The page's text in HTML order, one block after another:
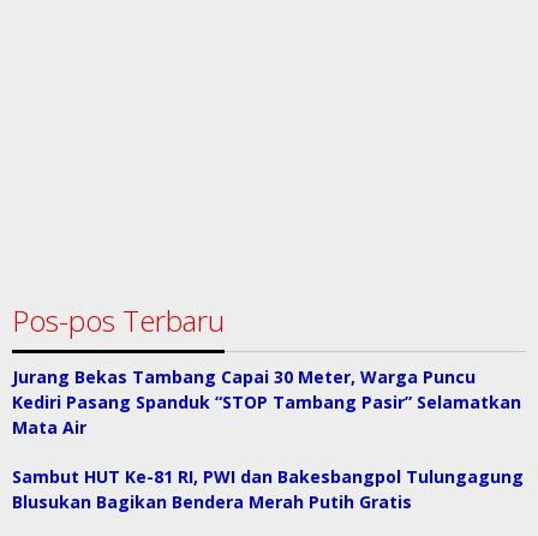
Pos-pos Terbaru
Jurang Bekas Tambang Capai 30 Meter, Warga Puncu
Kediri Pasang Spanduk “STOP Tambang Pasir” Selamatkan
Mata Air
Sambut HUT Ke-81 RI, PWI dan Bakesbangpol Tulungagung
Blusukan Bagikan Bendera Merah Putih Gratis